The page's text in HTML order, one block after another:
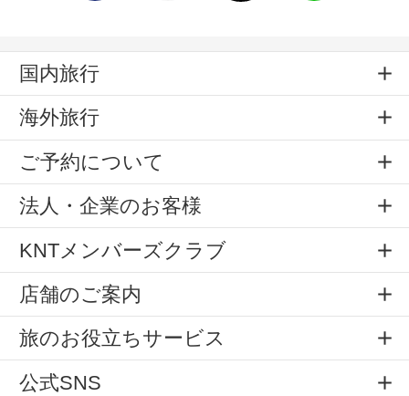
国内旅行
海外旅行
ご予約について
法人・企業のお客様
KNTメンバーズクラブ
店舗のご案内
旅のお役立ちサービス
公式SNS